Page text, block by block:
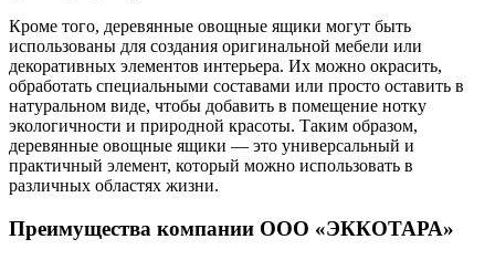
Кроме того, деревянные овощные ящики могут быть
использованы для создания оригинальной мебели или
декоративных элементов интерьера. Их можно окрасить,
обработать специальными составами или просто оставить в
натуральном виде, чтобы добавить в помещение нотку
экологичности и природной красоты. Таким образом,
деревянные овощные ящики — это универсальный и
практичный элемент, который можно использовать в
различных областях жизни.
Преимущества компании ООО «ЭККОТАРА»